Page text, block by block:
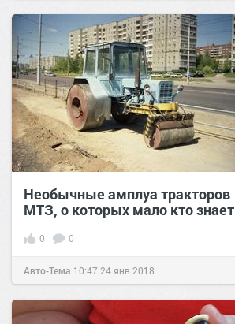
Необычные амплуа тракторов
МТЗ, о которых мало кто знает
0 0
Авто-Тема 10:47 24 янв 2018